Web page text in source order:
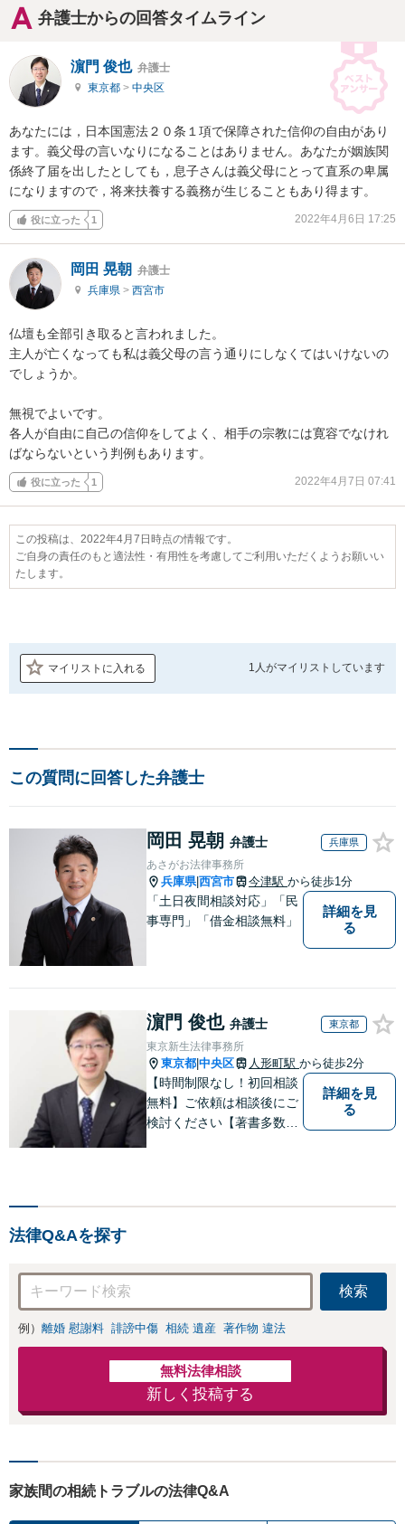
弁護士からの回答タイムライン
濵門 俊也 弁護士
東京都 > 中央区
あなたには，日本国憲法２０条１項で保障された信仰の自由があり
ます。義父母の言いなりになることはありません。あなたが姻族関
係終了届を出したとしても，息子さんは義父母にとって直系の卑属
になりますので，将来扶養する義務が生じることもあり得ます。
役に立った 1 2022年4月6日 17:25
岡田 晃朝 弁護士
兵庫県 > 西宮市
仏壇も全部引き取ると言われました。
主人が亡くなっても私は義父母の言う通りにしなくてはいけないの
でしょうか。
無視でよいです。
各人が自由に自己の信仰をしてよく、相手の宗教には寛容でなけれ
ばならないという判例もあります。
役に立った 1 2022年4月7日 07:41
この投稿は、2022年4月7日時点の情報です。
ご自身の責任のもと適法性・有用性を考慮してご利用いただくようお願いい
たします。
マイリストに入れる 1人がマイリストしています
この質問に回答した弁護士
岡田 晃朝 弁護士 兵庫県
あさがお法律事務所
兵庫県|西宮市 今津駅 から徒歩1分
「土日夜間相談対応」「民
事専門」「借金相談無料」
詳細を見
る
濵門 俊也 弁護士 東京都
東京新生法律事務所
東京都 中央区 人形町駅 から徒歩2分
【時間制限なし！初回相談
無料】ご依頼は相談後にご
検討ください【著書多数】
詳細を見
る
法律Q&Aを探す
検索
例） 離婚 慰謝料 誹謗中傷 相続 遺産 著作物 違法
無料法律相談
新しく投稿する
家族間の相続トラブルの法律Q&A